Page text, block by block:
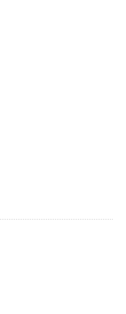
VENTS